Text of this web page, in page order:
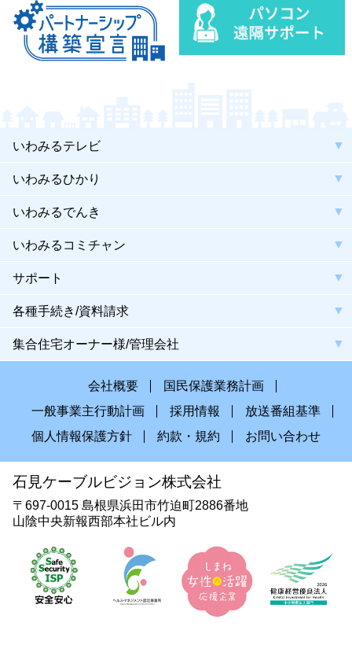
いわみるテレビ
いわみるひかり
いわみるでんき
いわみるコミチャン
サポート
各種手続き/資料請求
集合住宅オーナー様/管理会社
会社概要
国民保護業務計画
一般事業主行動計画
採用情報
放送番組基準
個人情報保護方針
約款・規約 お問い合わせ
石見ケーブルビジョン株式会社
〒697-0015 島根県浜田市竹迫町2886番地
山陰中央新報西部本社ビル内